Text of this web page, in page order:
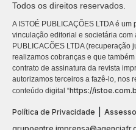
Todos os direitos reservados.
A ISTOÉ PUBLICAÇÕES LTDA é
vinculação editorial e societária com
PUBLICACÕES LTDA
realizamos cobranças e que
contrato de assinatura da revista
autorizamos terceiros a fazê-lo, nos
conteúdo digital “https://
Política de Privacidade